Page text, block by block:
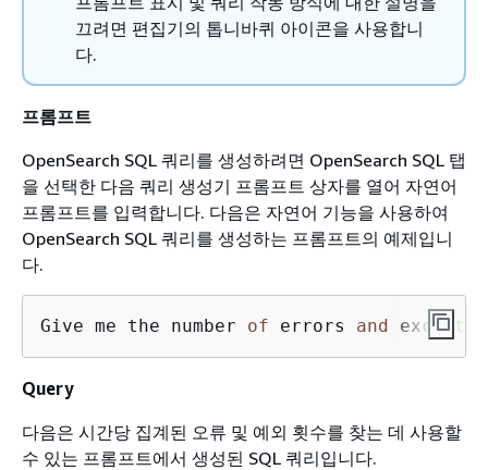
끄려면 편집기의 톱니바퀴 아이콘을 사용합니
다.
프롬프트
OpenSearch SQL 쿼리를 생성하려면 OpenSearch SQL 탭
을 선택한 다음 쿼리 생성기 프롬프트 상자를 열어 자연어
프롬프트를 입력합니다. 다음은 자연어 기능을 사용하여
OpenSearch SQL 쿼리를 생성하는 프롬프트의 예제입니
다.
Give me the number of errors and
Query
다음은 시간당 집계된 오류 및 예외 횟수를 찾는 데 사용할
수 있는 프롬프트에서 생성된 SQL 쿼리입니다.